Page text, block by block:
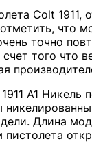
Colt 1911,
что
точно
того что
A1 Никель
Длина